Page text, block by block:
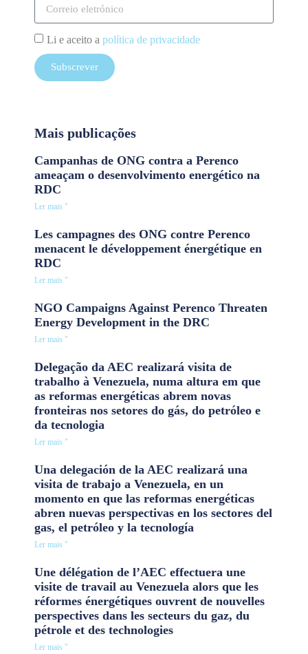
Li e aceito a política de privacidade
Subscrever
Mais publicações
Campanhas de ONG contra a Perenco
ameaçam o desenvolvimento energético na
RDC
Ler mais "
Les campagnes des ONG contre Perenco
menacent le développement énergétique en
RDC
Ler mais "
NGO Campaigns Against Perenco Threaten
Energy Development in the DRC
Ler mais "
Delegação da AEC realizará visita de
trabalho à Venezuela, numa altura em que
as reformas energéticas abrem novas
fronteiras nos setores do gás, do petróleo e
da tecnologia
Ler mais "
Una delegación de la AEC realizará una
visita de trabajo a Venezuela, en un
momento en que las reformas energéticas
abren nuevas perspectivas en los sectores del
gas, el petróleo y la tecnología
Ler mais "
Une délégation de l’AEC effectuera une
visite de travail au Venezuela alors que les
réformes énergétiques ouvrent de nouvelles
perspectives dans les secteurs du gaz, du
pétrole et des technologies
Ler mais "